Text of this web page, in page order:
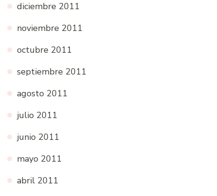
diciembre 2011
noviembre 2011
octubre 2011
septiembre 2011
agosto 2011
julio 2011
junio 2011
mayo 2011
abril 2011